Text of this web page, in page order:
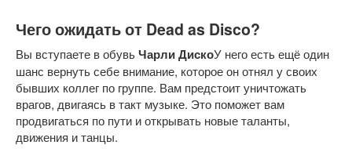
Чего ожидать от Dead as Disco?
Вы вступаете в обувьЧарли ДискоУ него есть ещё один
шанс вернуть себе внимание, которое он отнял у своих
бывших коллег по группе. Вам предстоит уничтожать
врагов, двигаясь в такт музыке. Это поможет вам
продвигаться по пути и открывать новые таланты,
движения и танцы.